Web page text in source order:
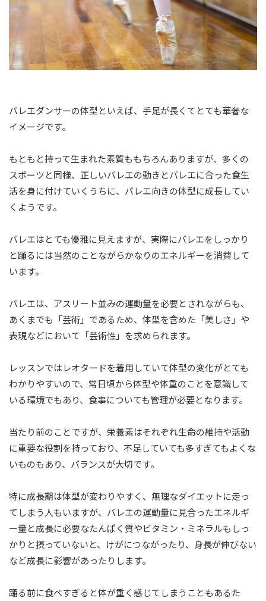
バレエダンサーの体型といえば、手足が長くてとても華奢な
イメージです。
もともと持って生まれた素質ももちろんありますが、多くの
スポーツと同様、正しいバレエの動きとバレエに合った食生
活を身に付けていくうちに、バレエ向きの体型に成長してい
くようです。
バレエはとても優雅に見えますが、実際にバレエをしっかり
と踊るには当然のことながらかなりのエネルギーを消費して
います。
バレエは、アスリート並みの運動量を必要とされながらも、
あくまでも「芸術」であるため、体型を含めた「美しさ」や
表現などにおいて「芸術性」を求められます。
レッスンではレオタードを着用していて体型の変化がとても
わかりやすいので、常日頃から体型や体重のことを意識して
いる環境でもあり、食事についても管理が必要となります。
当たり前のことですが、栄養素はそれぞれ生命の維持や活動
に重要な役割を持っており、不足していても多すぎてもよくな
いものもあり、バランスが大切です。
特に成長期は体型が変わりやすく、無理なダイエットに走っ
てしまう人もいますが、バレエの運動量に見合ったエネルギ
ー量と成長に必要なたんぱく質やビタミン・ミネラルもしっ
かりと摂っていないと、けがにつながったり、身長が伸びない
など成長に影響があったりします。
踊る前に食べすぎると体が重く感じてしまうこともあるた